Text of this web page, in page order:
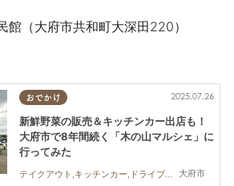
館（大府市共和町大深田220）
おでかけ
大府市
2025.07.26
新鮮野菜の販売＆キッチンカー出店も！
大府市で8年間続く「木の山マルシェ」に
行ってみた
テイクアウト,キッチンカー,ドライブ,旅行,まちネタ,行ってみたレポ,ワンコイン,KURUTOHP